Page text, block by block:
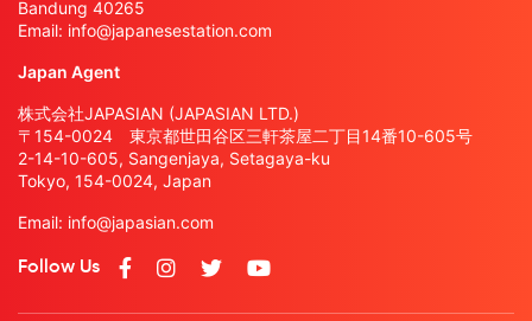
Bandung 40265
Email: info@japanesestation.com
Japan Agent
株式会社JAPASIAN (JAPASIAN LTD.)
〒154-0024 東京都世田谷区三軒茶屋二丁目14番10-605号
2-14-10-605, Sangenjaya, Setagaya-ku
Tokyo, 154-0024, Japan
Email: info@japasian.com
Follow Us